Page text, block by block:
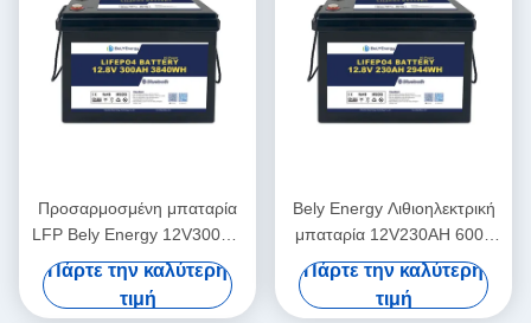
Προσαρμοσμένη μπαταρία
LFP Bely Energy 12V300AH
Φωσφορικού άλατος LFP
Battery PACK για Solar
Marine RV
Πάρτε την καλύτερη
τιμή
Bely Energy Λιθιοηλεκτρική
μπαταρία 12V230AH 6000
κύκλοι για ναυτικά ηλεκτρικά
οχήματα Camper
Πάρτε την καλύτερη
τιμή